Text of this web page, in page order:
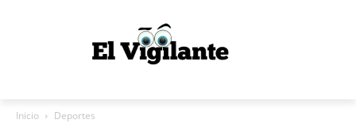
Inicio Deportes